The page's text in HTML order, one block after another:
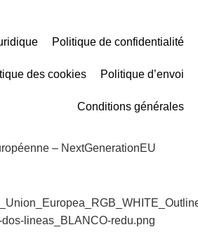
Politique de confidentialité
des cookies Politique d’envoi
Conditions générales
– NextGenerationEU